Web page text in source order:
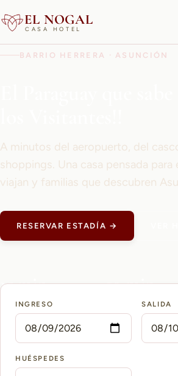
EL NOGAL
CASA HOTEL
BARRIO HERRERA · ASUNCIÓN
A minutos del aeropuerto, del
shoppings. Una casa pensada para
viajan y familias que descubren
RESERVAR ESTADÍA →
15 min
AEROPUERTO PETTIROSSI
10 min
CASCO
INGRESO SALIDA
HUÉSPEDES